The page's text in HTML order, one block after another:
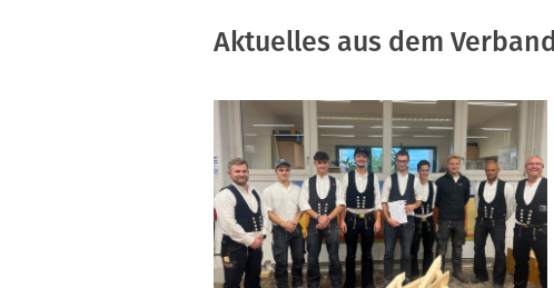
Aktuelles aus dem Verband